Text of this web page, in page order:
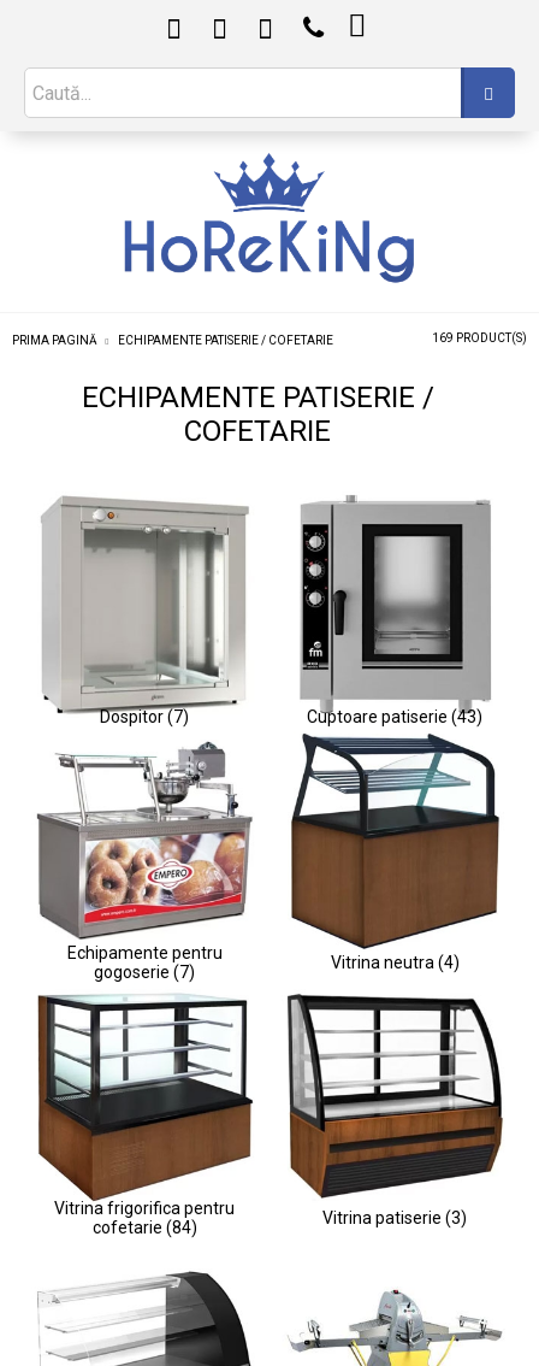

PRIMA PAGINĂ ECHIPAMENTE PATISERIE / COFETARIE 169 PRODUCT(S)
ECHIPAMENTE PATISERIE /
COFETARIE
Dospitor (7) Cuptoare patiserie (43)
Echipamente pentru
gogoserie (7)
Vitrina neutra (4)
Vitrina frigorifica pentru
cofetarie (84)
Vitrina patiserie (3)